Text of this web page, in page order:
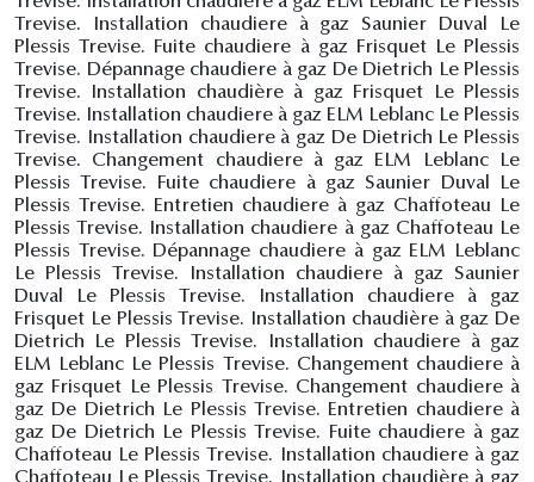
Trevise. Installation chaudiere à gaz Saunier Duval Le
Plessis Trevise. Fuite chaudiere à gaz Frisquet Le Plessis
Trevise. Dépannage chaudiere à gaz De Dietrich Le Plessis
Trevise. Installation chaudière à gaz Frisquet Le Plessis
Trevise. Installation chaudiere à gaz ELM Leblanc Le Plessis
Trevise. Installation chaudiere à gaz De Dietrich Le Plessis
Trevise. Changement chaudiere à gaz ELM Leblanc Le
Plessis Trevise. Fuite chaudiere à gaz Saunier Duval Le
Plessis Trevise. Entretien chaudiere à gaz Chaffoteau Le
Plessis Trevise. Installation chaudiere à gaz Chaffoteau Le
Plessis Trevise. Dépannage chaudiere à gaz ELM Leblanc
Le Plessis Trevise. Installation chaudiere à gaz Saunier
Duval Le Plessis Trevise. Installation chaudiere à gaz
Frisquet Le Plessis Trevise. Installation chaudière à gaz De
Dietrich Le Plessis Trevise. Installation chaudiere à gaz
ELM Leblanc Le Plessis Trevise. Changement chaudiere à
gaz Frisquet Le Plessis Trevise. Changement chaudiere à
gaz De Dietrich Le Plessis Trevise. Entretien chaudiere à
gaz De Dietrich Le Plessis Trevise. Fuite chaudiere à gaz
Chaffoteau Le Plessis Trevise. Installation chaudiere à gaz